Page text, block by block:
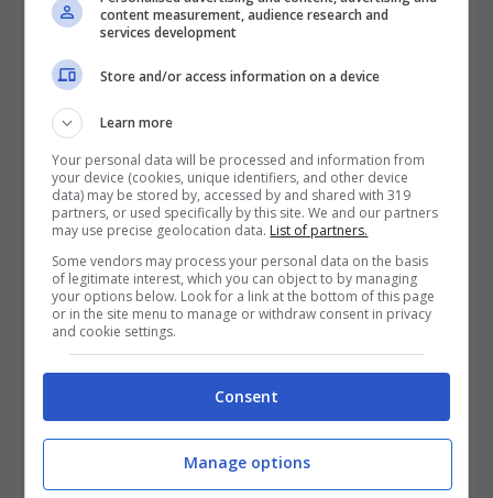
economici. Non sempre però si ha la
consapevolezza che anche questi beni
costituiscano redditi da lavoro dipendente e,
come tali, devono essere tassati.
Ecco che cosa dice l’Agenzia delle Entrate – Trading.it
Secondo quanto stabilito dall’Agenzia delle
content measurement, audience research and
services development
Store and/or access information on a device
Learn more
Your personal data will be processed and information from
your device (cookies, unique identifiers, and other device
data) may be stored by, accessed by and shared with 319
partners, or used specifically by this site. We and our partners
may use precise geolocation data. List of partners.
Some vendors may process your personal data on the basis
of legitimate interest, which you can object to by managing
your options below. Look for a link at the bottom of this page
or in the site menu to manage or withdraw consent in privacy
and cookie settings.
Consent
Manage options